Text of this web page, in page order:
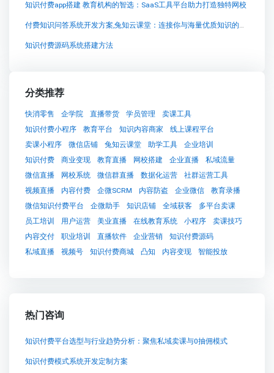
知识付费app搭建 教育机构的智选：SaaS工具平台助力打造独特网校
付费知识问答系统开发方案,兔知云课堂：连接你与海量优质知识的桥梁
知识付费源码系统搭建方法
分类推荐
快消零售 企学院 直播带货 学员管理
卖课工具
知识付费小程序
教育平台 知识内容商家
线上课程平台
卖课小程序
微信店铺 兔知云课堂 助学工具
企业培训
知识付费
商业变现 教育直播 网校搭建 企业直播
私域流量
微信直播
网校系统 微信群直播 数据化运营
社群运营工具
视频直播
内容付费 企微SCRM 内容防盗 企业微信
教育录播
微信知识付费平台
企微助手 知识店铺 全域获客
多平台卖课
员工培训
用户运营 美业直播 在线教育系统 小程序
卖课技巧
内容交付
职业培训 直播软件 企业营销
知识付费源码
私域直播
视频号 知识付费商城 凸知 内容变现 智能投放
热门咨询
知识付费平台选型与行业趋势分析：聚焦私域卖课与0抽佣模式
知识付费模式系统开发定制方案